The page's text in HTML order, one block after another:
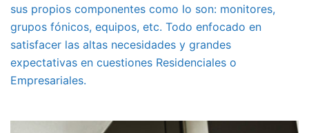
sus propios componentes como lo son: monitores,
grupos fónicos, equipos, etc. Todo enfocado en
satisfacer las altas necesidades y grandes
expectativas en cuestiones Residenciales o
Empresariales.